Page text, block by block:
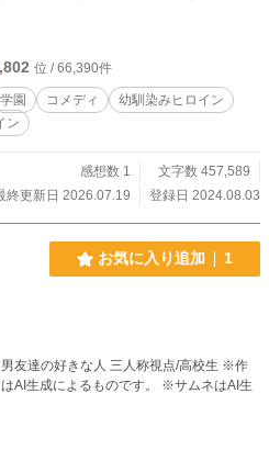
しのなかで徐々に変わっていく。 そん
位 / 66,390件
学園 コメディ
幼馴染みヒロイン
ン
感想数 1
文字数 457,589
終更新日 2026.07.19
登録日 2024.08.03
お気に入り追加 1
友達の好きな人 三人称視点/高校生 ※作
AI生成によるものです。 ※サムネはAI生